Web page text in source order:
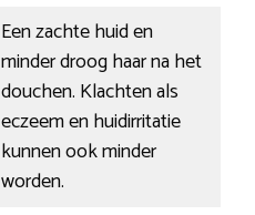
Een zachte huid en
minder droog haar na het
douchen. Klachten als
eczeem en huidirritatie
kunnen ook minder
worden.